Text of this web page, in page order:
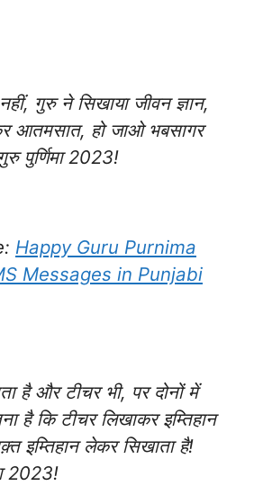
नहीं, गुरु ने सिखाया जीवन ज्ञान,
आतमसात, हो जाओ भबसागर
पुर्णिमा 2023!
Happy Guru Purnima
Messages in Punjabi
है और टीचर भी, पर दोनों में
है कि टीचर लिखाकर इम्तिहान
इम्तिहान लेकर सिखाता है!
2023!